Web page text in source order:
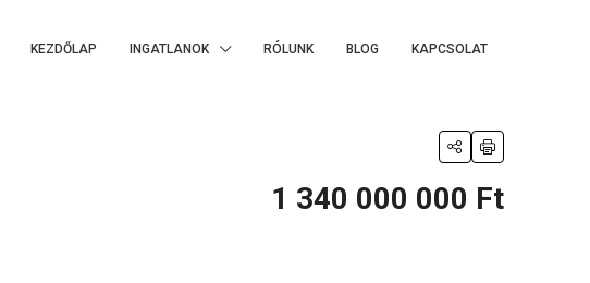
KEZDŐLAP INGATLANOK RÓLUNK BLOG KAPCSOLAT
1 340 000 000 Ft